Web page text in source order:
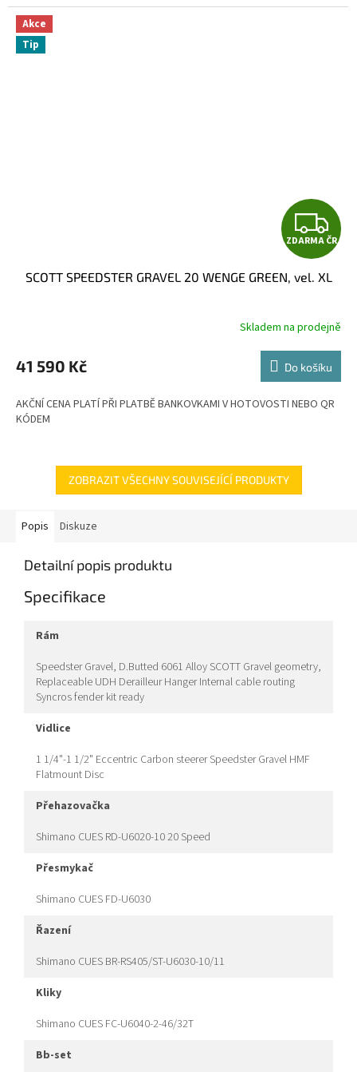
Akce
Tip
Z
D
A
R
M
A
ZDARMA ČR
SCOTT SPEEDSTER GRAVEL 20 WENGE GREEN, vel. XL
Skladem na prodejně
41 590 Kč Do košíku
AKČNÍ CENA PLATÍ PŘI PLATBĚ BANKOVKAMI V HOTOVOSTI NEBO QR
KÓDEM
ZOBRAZIT VŠECHNY SOUVISEJÍCÍ PRODUKTY
Popis Diskuze
Detailní popis produktu
Specifikace
rám
Speedster Gravel, D.Butted 6061 Alloy SCOTT Gravel geometry,
Replaceable UDH Derailleur Hanger Internal cable routing
Syncros fender kit ready
vidlice
1 1/4"-1 1/2" Eccentric Carbon steerer Speedster Gravel HMF
Flatmount Disc
přehazovačka
Shimano CUES RD-U6020-10 20 Speed
přesmykač
Shimano CUES FD-U6030
řazení
Shimano CUES BR-RS405/ST-U6030-10/11
kliky
Shimano CUES FC-U6040-2-46/32T
bb-set